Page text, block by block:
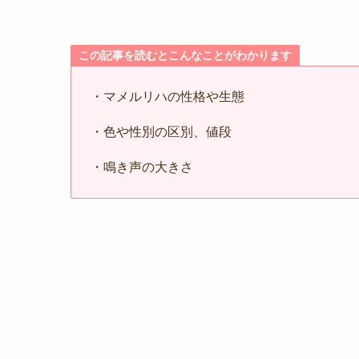
この記事を読むとこんなことがわかります
・マメルリハの性格や生態
・色や性別の区別、値段
・鳴き声の大きさ